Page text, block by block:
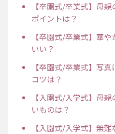
【卒園式/卒業式】母
ポイントは？
【卒園式/卒業式】華
いい？
【卒園式/卒業式】写
コツは？
【入園式/入学式】母
いものは？
【入園式/入学式】無難